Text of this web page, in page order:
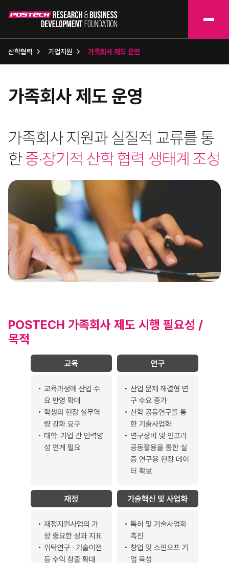
산학협력 기업지원 가족회사 제도 운영
가족회사 제도 운영
가족회사 지원과 실질적 교류를 통
한중·장기적 산학 협력 생태계 조성
POSTECH 가족회사 제도 시행 필요성 /
목적